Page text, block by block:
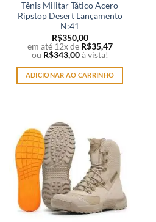
Tênis Militar Tático Acero
Ripstop Desert Lançamento
N:41
R$350,00
em até 12x de R$35,47
ou R$343,00 à vista!
ADICIONAR AO CARRINHO